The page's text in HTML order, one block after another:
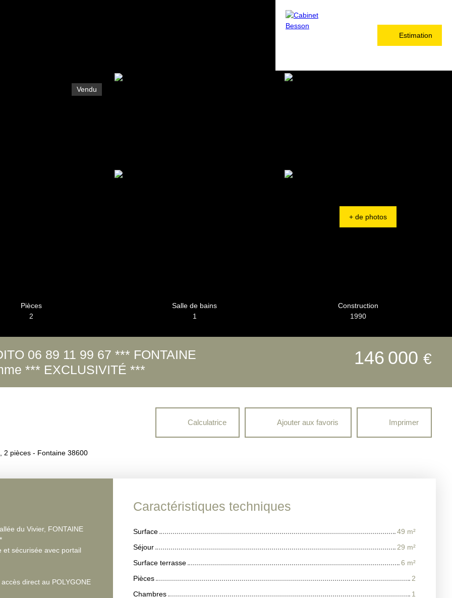
Estimation
Vendu
+ de photos
Pièces
2
Salle de bains
1
Construction
1990
06 89 11 99 67 *** FONTAINE
*** EXCLUSIVITÉ ***
146 000 €
Calculatrice Ajouter aux favoris Imprimer
2 pièces - Fontaine 38600
du Vivier, FONTAINE
et sécurisée avec portail
direct au POLYGONE
Caractéristiques techniques
Surface 49 m²
Séjour
29 m²
Surface terrasse
6 m²
Pièces
2
Chambres
1